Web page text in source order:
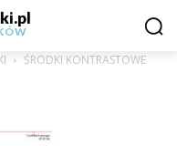
ŚRODKI KONTRASTOWE